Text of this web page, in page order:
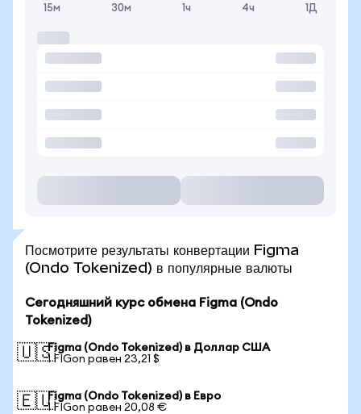
15м 30м 1ч 4ч 1Д
Посмотрите результаты конвертации Figma
(Ondo Tokenized) в популярные валюты
Сегодняшний курс обмена Figma (Ondo
Tokenized)
🇺🇸Figma (Ondo Tokenized) в Доллар США
1 FIGon равен 23,21 $
🇪🇺Figma (Ondo Tokenized) в Евро
1 FIGon равен 20,08 €